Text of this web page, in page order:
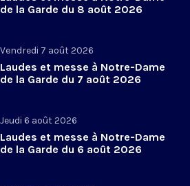
de la Garde du 8 août 2026
Vendredi 7 août 2026
Laudes et messe à Notre-Dame
de la Garde du 7 août 2026
Jeudi 6 août 2026
Laudes et messe à Notre-Dame
de la Garde du 6 août 2026